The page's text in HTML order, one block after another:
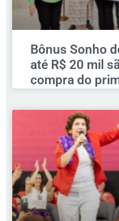
Bônus Sonho
até R$ 20 mil
compra do